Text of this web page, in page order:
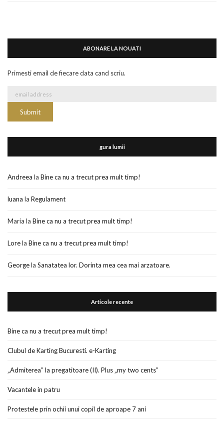
ABONARE LA NOUATI
Primesti email de fiecare data cand scriu.
gura lumii
Andreea la Bine ca nu a trecut prea mult timp!
luana la Regulament
Maria la Bine ca nu a trecut prea mult timp!
Lorela Bine ca nu a trecut prea mult timp!
Georgela Sanatatea lor. Dorinta mea cea mai arzatoare.
Articole recente
Bine ca nu a trecut prea mult timp!
Clubul de Karting Bucuresti. e-Karting
„Admiterea” la pregatitoare (II). Plus „my two cents”
Vacantele in patru
Protestele prin ochii unui copil de aproape 7 ani